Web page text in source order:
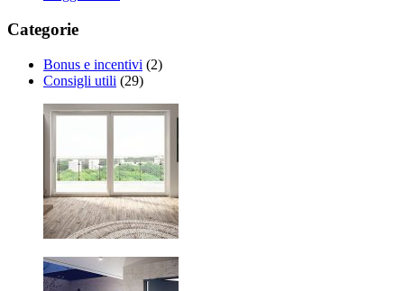
Categorie
Bonus e incentivi (2)
Consigli utili (29)